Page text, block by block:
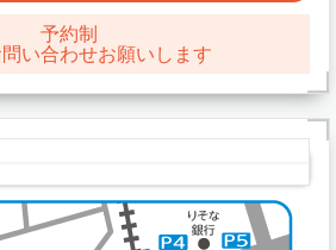
予約制
い合わせお願いします